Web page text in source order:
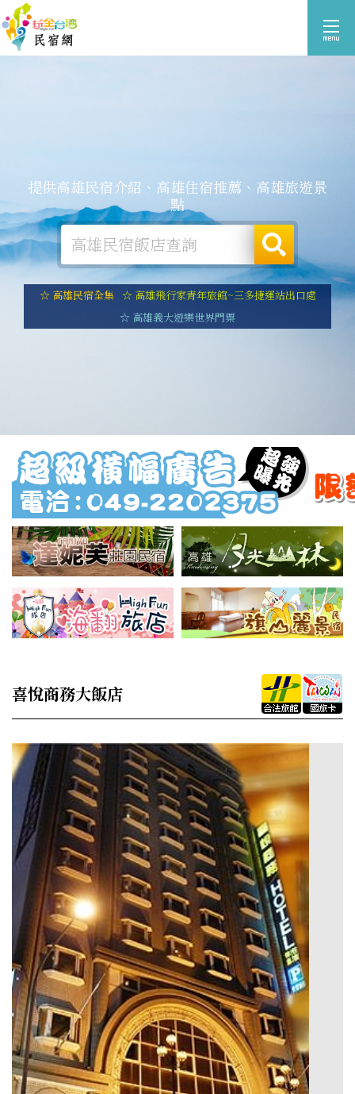
提供高雄民宿介紹、高雄住宿推薦、高雄旅遊景
點
☆ 高雄民宿全集
☆ 高雄飛行家青年旅館~三多捷運站出口處
☆ 高雄義大遊樂世界門票
喜悅商務大飯店